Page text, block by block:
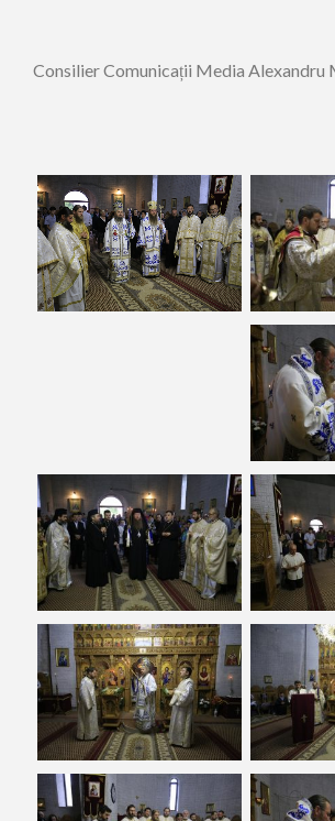
Consilier Comunicații Media Alexandru